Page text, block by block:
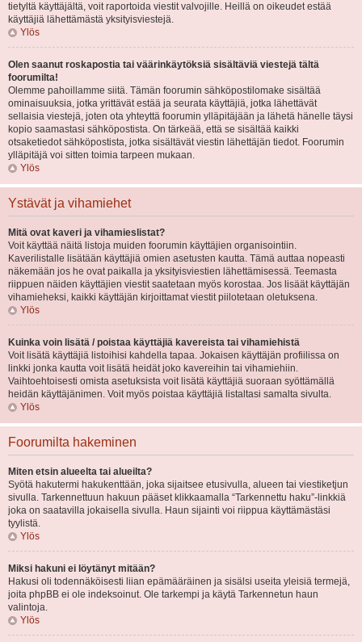
tietyltä käyttäjältä, voit raportoida viestit valvojille. Heillä on oikeudet estää
käyttäjiä lähettämästä yksityisviestejä.
Ylös
Olen saanut roskapostia tai väärinkäytöksiä sisältäviä viestejä tältä
foorumilta!
Olemme pahoillamme siitä. Tämän foorumin sähköpostilomake sisältää
ominaisuuksia, jotka yrittävät estää ja seurata käyttäjiä, jotka lähettävät
sellaisia viestejä, joten ota yhteyttä foorumin ylläpitäjään ja lähetä hänelle täysi
kopio saamastasi sähköpostista. On tärkeää, että se sisältää kaikki
otsaketiedot sähköpostista, jotka sisältävät viestin lähettäjän tiedot. Foorumin
ylläpitäjä voi sitten toimia tarpeen mukaan.
Ylös
Ystävät ja vihamiehet
Mitä ovat kaveri ja vihamieslistat?
Voit käyttää näitä listoja muiden foorumin käyttäjien organisointiin.
Kaverilistalle lisätään käyttäjiä omien asetusten kautta. Tämä auttaa nopeasti
näkemään jos he ovat paikalla ja yksityisviestien lähettämisessä. Teemasta
riippuen näiden käyttäjien viestit saatetaan myös korostaa. Jos lisäät käyttäjän
vihamieheksi, kaikki käyttäjän kirjoittamat viestit piilotetaan oletuksena.
Ylös
Kuinka voin lisätä / poistaa käyttäjiä kavereista tai vihamiehistä
Voit lisätä käyttäjiä listoihisi kahdella tapaa. Jokaisen käyttäjän profiilissa on
linkki jonka kautta voit lisätä heidät joko kavereihin tai vihamiehiin.
Vaihtoehtoisesti omista asetuksista voit lisätä käyttäjiä suoraan syöttämällä
heidän käyttäjänimen. Voit myös poistaa käyttäjiä listaltasi samalta sivulta.
Ylös
Foorumilta hakeminen
Miten etsin alueelta tai alueilta?
Syötä hakutermi hakukenttään, joka sijaitsee etusivulla, alueen tai viestiketjun
sivulla. Tarkennettuun hakuun pääset klikkaamalla “Tarkennettu haku”-linkkiä
joka on saatavilla jokaisella sivulla. Haun sijainti voi riippua käyttämästäsi
tyylistä.
Ylös
Miksi hakuni ei löytänyt mitään?
Hakusi oli todennäköisesti liian epämääräinen ja sisälsi useita yleisiä termejä,
joita phpBB ei ole indeksoinut. Ole tarkempi ja käytä Tarkennetun haun
valintoja.
Ylös